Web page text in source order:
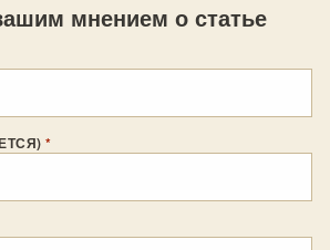
мнением о статье
*